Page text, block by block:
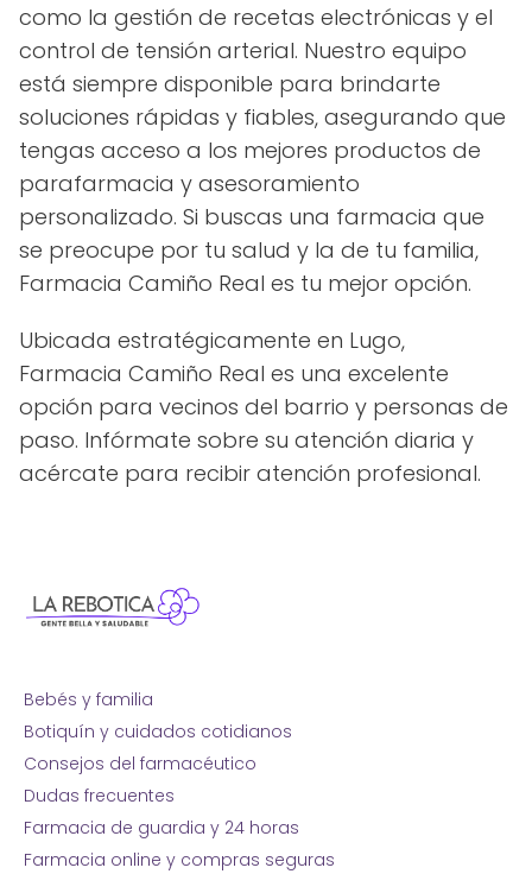
como la gestión de recetas electrónicas y el
control de tensión arterial. Nuestro equipo
está siempre disponible para brindarte
soluciones rápidas y fiables, asegurando que
tengas acceso a los mejores productos de
parafarmacia y asesoramiento
personalizado. Si buscas una farmacia que
se preocupe por tu salud y la de tu familia,
Farmacia Camiño Real es tu mejor opción.
Ubicada estratégicamente en Lugo,
Farmacia Camiño Real es una excelente
opción para vecinos del barrio y personas de
paso. Infórmate sobre su atención diaria y
acércate para recibir atención profesional.
Bebés y familia
Botiquín y cuidados cotidianos
Consejos del farmacéutico
Dudas frecuentes
Farmacia de guardia y 24 horas
Farmacia online y compras seguras